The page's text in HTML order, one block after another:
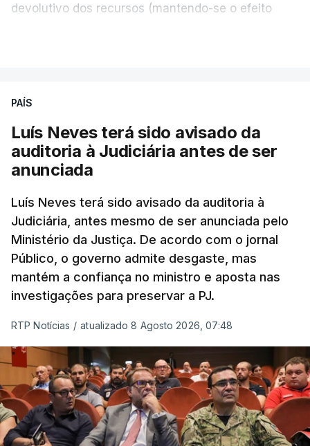
devolutivo dos recursos (mantendo-se o efeito
quanto à possibilidade de expulsar do país
cidadãos adultos em situação ilegal, se
tiverem filhos menores.
prazo de 60 dias, os imigrantes terão que ser
libertados,ainda que os seus pedidos de asilo
tenham sido rejeitados pelas autoridades
competentes”, referem.
“Isto é de uma enorme irresponsabilidade
poderem entrar e residir legalmente em Portugal”,
acrescenta, concluindo que“são exactamente
este tipo de actos políticos irresponsáveis que
produzem o designado efeito de chamada, ou
por outras palavras, são estes buracos na lei
PAÍS
Luís Neves terá sido avisado da
auditoria à Judiciária antes de ser
anunciada
Luís Neves terá sido avisado da auditoria à
Judiciária, antes mesmo de ser anunciada pelo
Ministério da Justiça. De acordo com o jornal
Público, o governo admite desgaste, mas
mantém a confiança no ministro e aposta nas
investigações para preservar a PJ.
RTP Notícias / atualizado 8 Agosto 2026, 07:48